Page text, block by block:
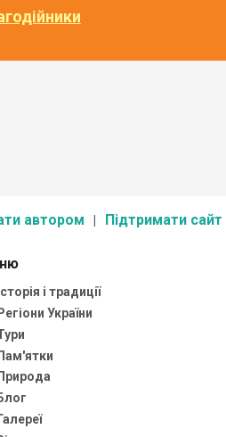
автором Підтримати сайт
Історія і традиції
Регіони України
Пам'ятки
Природа
Блог
Галереї